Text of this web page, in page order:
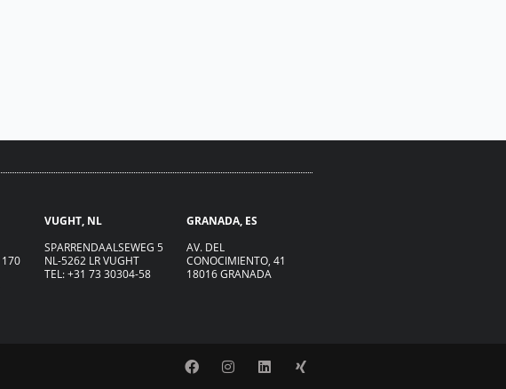
170
VUGHT, NL
SPARRENDAALSEWEG 5
NL-5262 LR VUGHT
TEL: +31 73 30304-58
GRANADA, ES
AV. DEL
CONOCIMIENTO, 41
18016 GRANADA
F
a
I
n
L
i
X
i